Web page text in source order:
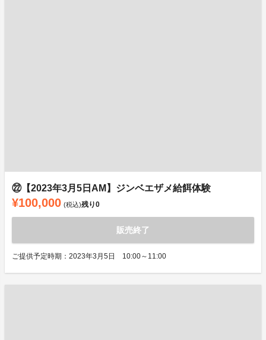
㉒【2023年3月5日AM】ジンベエザメ給餌体験
¥100,000 (税込)残り0
販売終了
ご提供予定時期：2023年3月5日 10:00～11:00